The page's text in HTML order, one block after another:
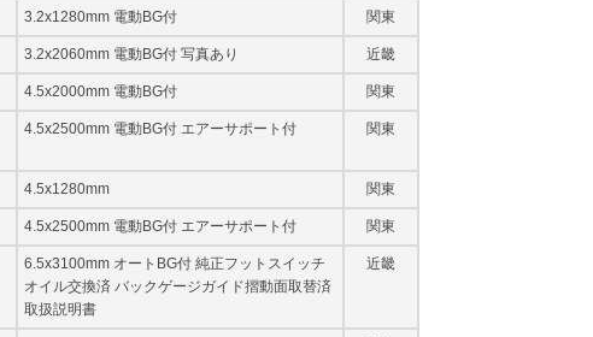
3.2x1280mm 電動BG付 関東
3.2x2060mm 電動BG付 写真あり 近畿
4.5x2000mm 電動BG付 関東
4.5x2500mm 電動BG付 エアーサポート付 関東
4.5x1280mm 関東
4.5x2500mm 電動BG付 エアーサポート付 関東
6.5x3100mm オートBG付 純正フットスイッチ
オイル交換済 バックゲージガイド摺動面取替済
取扱説明書
近畿